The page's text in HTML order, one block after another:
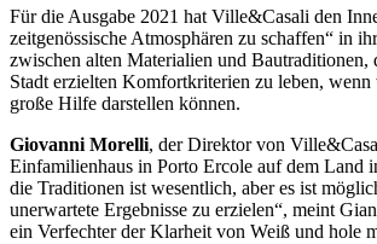
Für die Ausgabe 2021 hat Ville&Casali den
zeitgenössische Atmosphären zu schaffen“ in
zwischen alten Materialien und Bautraditionen,
Stadt erzielten Komfortkriterien zu leben,
große Hilfe darstellen können.
Giovanni Morelli, der Direktor von
Einfamilienhaus in Porto Ercole auf dem Land
die Traditionen ist wesentlich, aber es ist
unerwartete Ergebnisse zu erzielen“, meint
ein Verfechter der Klarheit von Weiß und hole